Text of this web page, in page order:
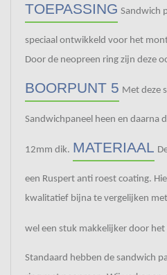
TOEPASSING Sandwich
speciaal ontwikkeld voor het
Door de neopreen ring zijn deze
BOORPUNT 5 Met deze
Sandwichpaneel heen en daarna
12mm dik. MATERIAAL
een Ruspert anti roest coating.
kwalitatief bijna te vergelijken
wel een stuk makkelijker door het
Standaard hebben de sandwich